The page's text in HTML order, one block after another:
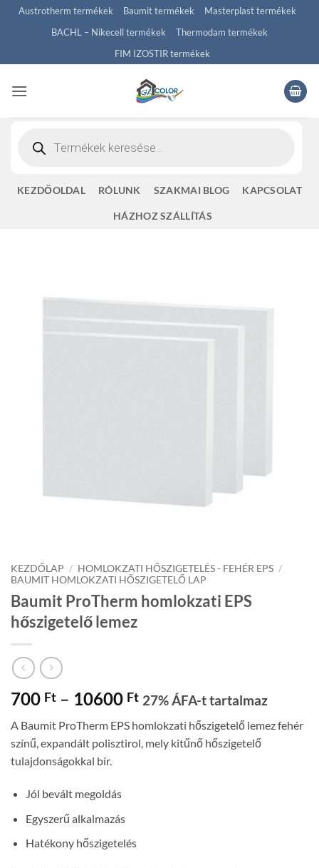
SkipAustrotherm termékek Baumit termékek
Masterplast termékek
BACHL – Nikecell termékek
Thermodam termékek
FIM IZOSTIR termékek
search
KEZDŐOLDAL RÓLUNK SZAKMAI BLOG KAPCSOLAT
HÁZHOZ SZÁLLÍTÁS
KEZDŐLAP / HOMLOKZATI HŐSZIGETELÉS - FEHÉR EPS /
BAUMIT HOMLOKZATI HŐSZIGETELŐ LAP
Baumit ProTherm homlokzati EPS
hőszigetelő lemez
700 Ft – 10600 FtÁrtartomány:
-
10600 Ft
27% ÁFA-t tartalmaz
A Baumit ProTherm EPS homlokzati hőszigetelő lemez fehér
színű, expandált polisztirol, mely kitűnő hőszigetelő
tulajdonságokkal bír.
Jól bevált megoldás
Egyszerű alkalmazás
Hatékony hőszigetelés